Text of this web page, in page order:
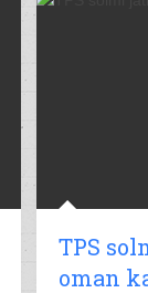
TPS
oman